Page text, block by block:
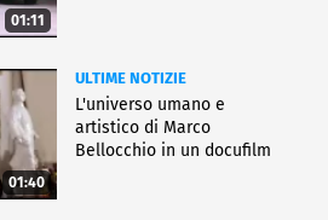
01:11
01:40
ULTIME NOTIZIE
L'universo umano e
artistico di Marco
Bellocchio in un docufilm